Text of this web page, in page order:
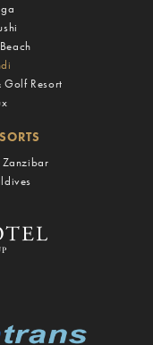
Golf Resort
Zanzibar